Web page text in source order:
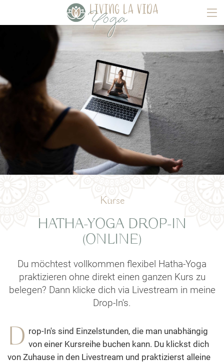
Kurse
HATHA-YOGA DROP-IN
(ONLINE)
Du möchtest vollkommen flexibel Hatha-Yoga
praktizieren ohne direkt einen ganzen Kurs zu
belegen? Dann klicke dich via Livestream in meine
Drop-In's.
D rop-In's sind Einzelstunden, die man unabhängig
von einer Kursreihe buchen kann. Du klickst dich
von Zuhause in den Livestream und praktizierst alleine